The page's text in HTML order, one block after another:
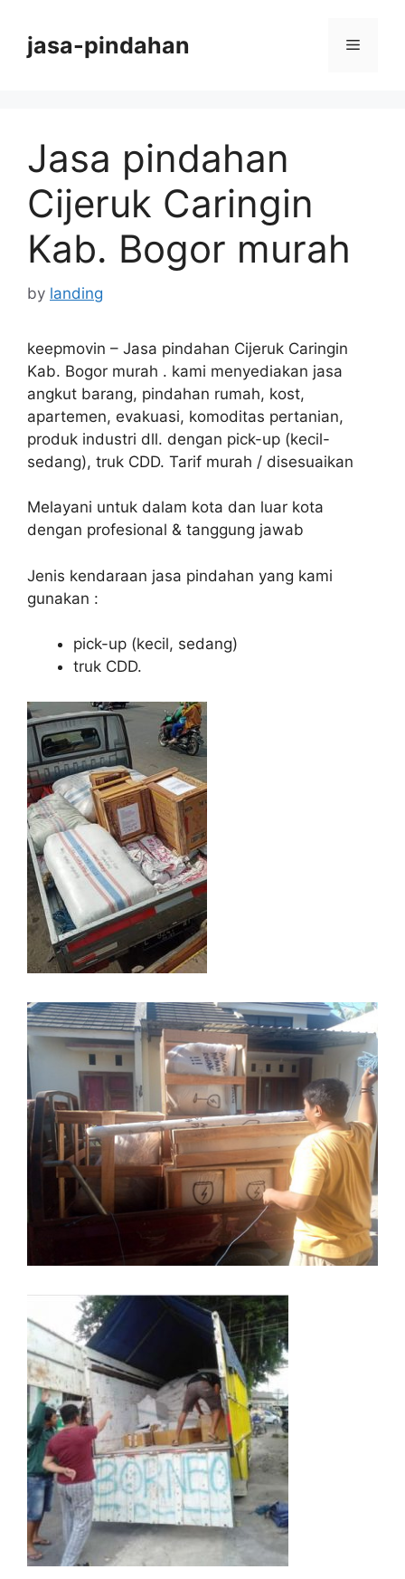
contentjasa-pindahan Menu
Jasa pindahan
Cijeruk Caringin
Kab. Bogor murah
by landing
keepmovin – Jasa pindahan Cijeruk Caringin
Kab. Bogor murah . kami menyediakan jasa
angkut barang, pindahan rumah, kost,
apartemen, evakuasi, komoditas pertanian,
produk industri dll. dengan pick-up (kecil-
sedang), truk CDD. Tarif murah / disesuaikan
Melayani untuk dalam kota dan luar kota
dengan profesional & tanggung jawab
Jenis kendaraan jasa pindahan yang kami
gunakan :
pick-up (kecil, sedang)
truk CDD.